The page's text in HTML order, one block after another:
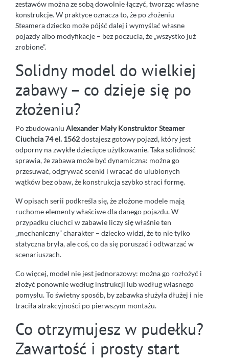
zestawów można ze sobą dowolnie łączyć, tworząc własne
konstrukcje. W praktyce oznacza to, że po złożeniu
Steamera dziecko może pójść dalej i wymyślać własne
pojazdy albo modyfikacje – bez poczucia, że „wszystko już
zrobione”.
Solidny model do wielkiej
zabawy – co dzieje się po
złożeniu?
Po zbudowaniu Alexander Mały Konstruktor Steamer
Ciuchcia 74 el. 1562dostajesz gotowy pojazd, który jest
odporny na zwykłe dziecięce użytkowanie. Taka solidność
sprawia, że zabawa może być dynamiczna: można go
przesuwać, odgrywać scenki i wracać do ulubionych
wątków bez obaw, że konstrukcja szybko straci formę.
W opisach serii podkreśla się, że złożone modele mają
ruchome elementy właściwe dla danego pojazdu. W
przypadku ciuchci w zabawie liczy się właśnie ten
„mechaniczny” charakter – dziecko widzi, że to nie tylko
statyczna bryła, ale coś, co da się poruszać i odtwarzać w
scenariuszach.
Co więcej, model nie jest jednorazowy: można go rozłożyć i
złożyć ponownie według instrukcji lub według własnego
pomysłu. To świetny sposób, by zabawka służyła dłużej i nie
traciła atrakcyjności po pierwszym montażu.
Co otrzymujesz w pudełku?
Zawartość i prosty start